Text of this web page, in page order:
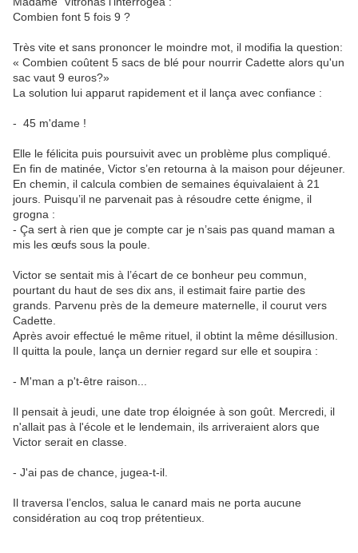
Combien font 5 fois 9 ?
Très vite et sans prononcer le moindre mot, il modifia la question:
« Combien coûtent 5 sacs de blé pour nourrir Cadette alors qu'un
sac vaut 9 euros?»
La solution lui apparut rapidement et il lança avec confiance :
- 45 m'dame !
Elle le félicita puis poursuivit avec un problème plus compliqué.
En fin de matinée, Victor s’en retourna à la maison pour déjeuner.
En chemin, il calcula combien de semaines équivalaient à 21
jours. Puisqu’il ne parvenait pas à résoudre cette énigme, il
grogna :
- Ça sert à rien que je compte car je n’sais pas quand maman a
mis les œufs sous la poule.
Victor se sentait mis à l’écart de ce bonheur peu commun,
pourtant du haut de ses dix ans, il estimait faire partie des
grands. Parvenu près de la demeure maternelle, il courut vers
Cadette.
Après avoir effectué le même rituel, il obtint la même désillusion.
Il quitta la poule, lança un dernier regard sur elle et soupira :
- M'man a p't-être raison...
Il pensait à jeudi, une date trop éloignée à son goût. Mercredi, il
n'allait pas à l'école et le lendemain, ils arriveraient alors que
Victor serait en classe.
- J'ai pas de chance, jugea-t-il.
Il traversa l’enclos, salua le canard mais ne porta aucune
considération au coq trop prétentieux.